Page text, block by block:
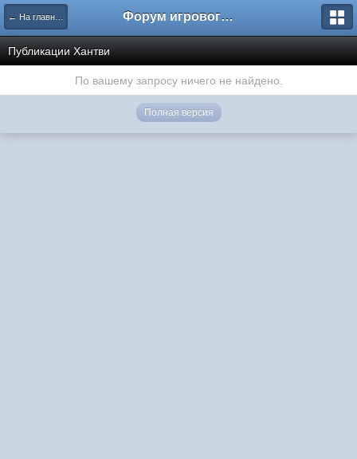
← На главную Форум игрового проекта Riverrise
Публикации Хантви
По вашему запросу ничего не найдено.
Полная версия